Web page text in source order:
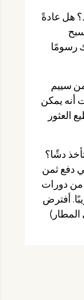
هل عادةً
رسومًا
سييم
أنه يمكن
العثور
دشًا؟
دفع ثمن
من دورات
أفترض